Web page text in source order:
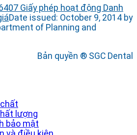
Giấy phép hoạt động Danh
Date issued: October 9, 2014 by
of Planning and
Bản quyền ® SGC Dental
lượng
bảo mật